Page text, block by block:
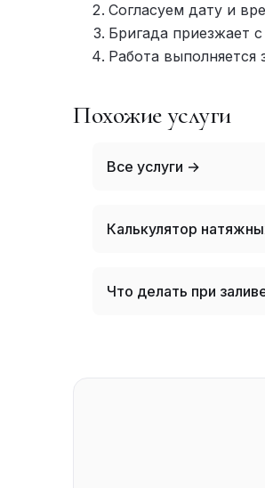
Согласуем дату и
Бригада приезжает
Работа выполняется
Похожие услуги
Все услуги →
Калькулятор
Что делать при